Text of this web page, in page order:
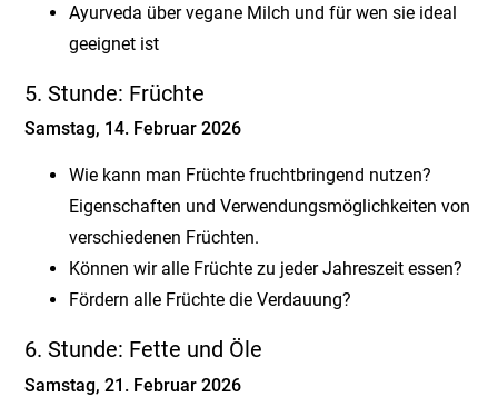
Ayurveda über vegane Milch und für wen sie ideal
geeignet ist
5. Stunde: Früchte
Samstag, 14. Februar 2026
Wie kann man Früchte fruchtbringend nutzen?
Eigenschaften und Verwendungsmöglichkeiten von
verschiedenen Früchten.
Können wir alle Früchte zu jeder Jahreszeit essen?
Fördern alle Früchte die Verdauung?
6. Stunde: Fette und Öle
Samstag, 21. Februar 2026